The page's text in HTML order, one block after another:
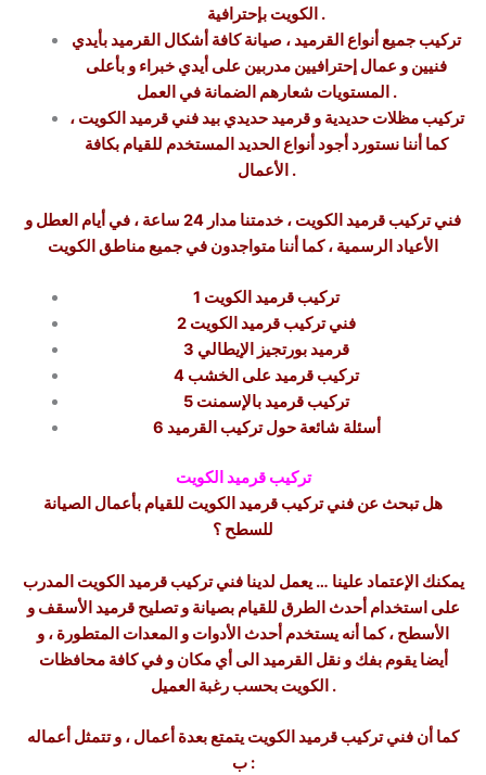
الكويت بإحترافية .
تركيب جميع أنواع القرميد ، صيانة كافة أشكال القرميد بأيدي
فنيين و عمال إحترافيين مدربين على أيدي خبراء و بأعلى
المستويات شعارهم الضمانة في العمل .
تركيب مظلات حديدية و قرميد حديدي بيد فني قرميد الكويت ،
كما أننا نستورد أجود أنواع الحديد المستخدم للقيام بكافة
الأعمال .
فني تركيب قرميد الكويت ، خدمتنا مدار 24 ساعة ، في أيام العطل و
الأعياد الرسمية ، كما أننا متواجدون في جميع مناطق الكويت
1 تركيب قرميد الكويت
2 فني تركيب قرميد الكويت
3 قرميد بورتجيز الإيطالي
4 تركيب قرميد على الخشب
5 تركيب قرميد بالإسمنت
6 أسئلة شائعة حول تركيب القرميد
تركيب قرميد الكويت
هل تبحث عن فني تركيب قرميد الكويت للقيام بأعمال الصيانة
للسطح ؟
يمكنك الإعتماد علينا … يعمل لدينا فني تركيب قرميد الكويت المدرب
على استخدام أحدث الطرق للقيام بصيانة و تصليح قرميد الأسقف و
الأسطح ، كما أنه يستخدم أحدث الأدوات و المعدات المتطورة ، و
أيضا يقوم بفك و نقل القرميد الى أي مكان و في كافة محافظات
الكويت بحسب رغبة العميل .
كما أن فني تركيب قرميد الكويت يتمتع بعدة أعمال ، و تتمثل أعماله
ب :